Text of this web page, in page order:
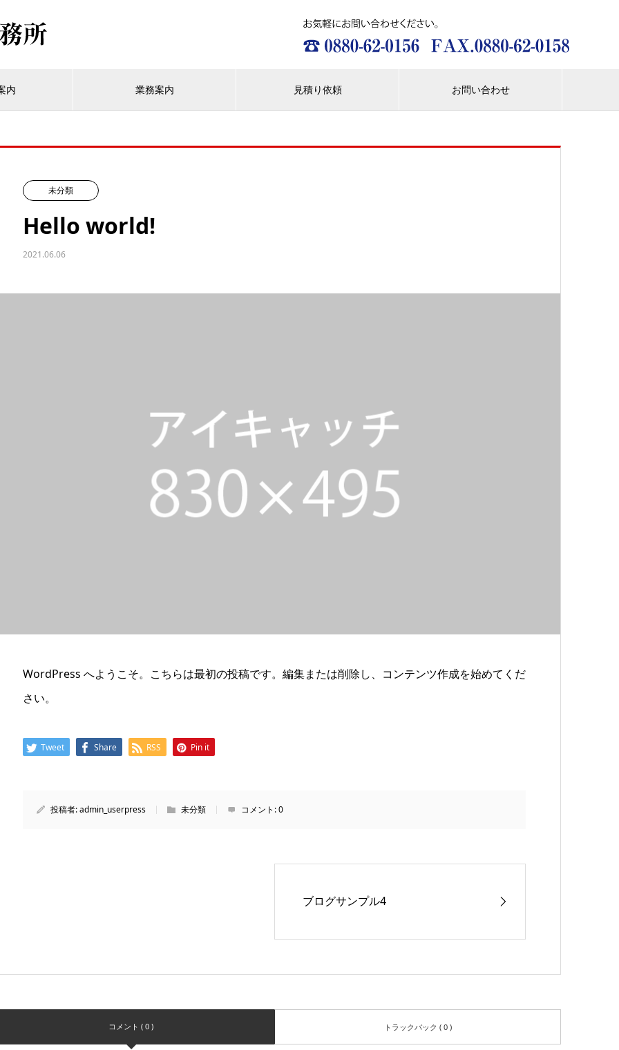
内 業務案内 見積り依頼 お問い合わせ
未分類
Hello world!
2021.06.06
WordPress へようこそ。こちらは最初の投稿です。編集または削除し、コンテンツ作成を始めてくだ
さい。
Tweet Share RSS Pin it
投稿者:admin_userpress 未分類 コメント:0
ブログサンプル4
コメント ( 0 ) トラックバック ( 0 )